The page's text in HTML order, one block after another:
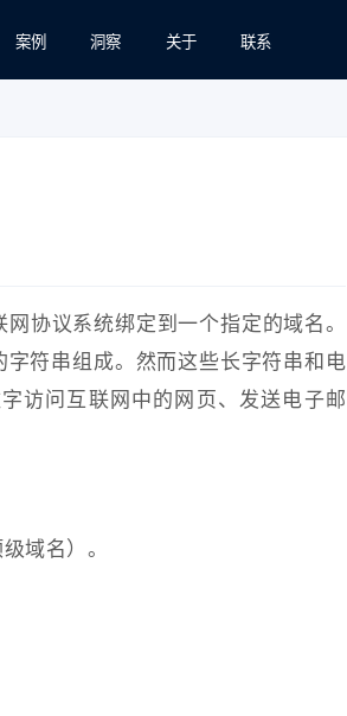
案例 洞察 关于 联系
协议系统绑定到一个指定的域名。
符串组成。然而这些长字符串和电
访问互联网中的网页、发送电子邮
域名）。